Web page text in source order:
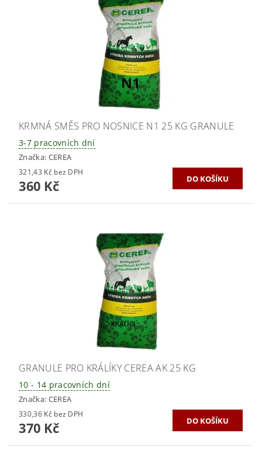
KRMNÁ SMĚS PRO NOSNICE N1 25 KG GRANULE
3-7 pracovních dní
Značka: CEREA
321,43 Kč bez DPH
360 Kč
GRANULE PRO KRÁLÍKY CEREA AK 25 KG
10 - 14 pracovních dní
Značka: CEREA
330,36 Kč bez DPH
370 Kč